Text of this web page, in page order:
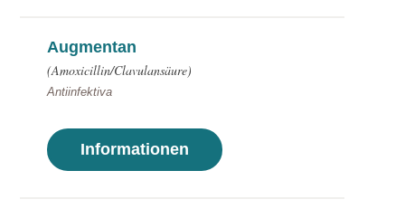
Augmentan
(Amoxicillin/Clavulansäure)
Antiinfektiva
Informationen